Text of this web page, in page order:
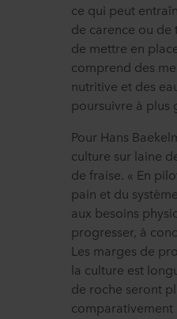
ce qui peut
de carence ou de
de mettre en
comprend des
nutritive et des
poursuivre à plus
Pour Hans
culture sur laine
de fraise. « En
pain et du
aux besoins
progresser, à
Les marges de
la culture est
de roche seront
comparativement